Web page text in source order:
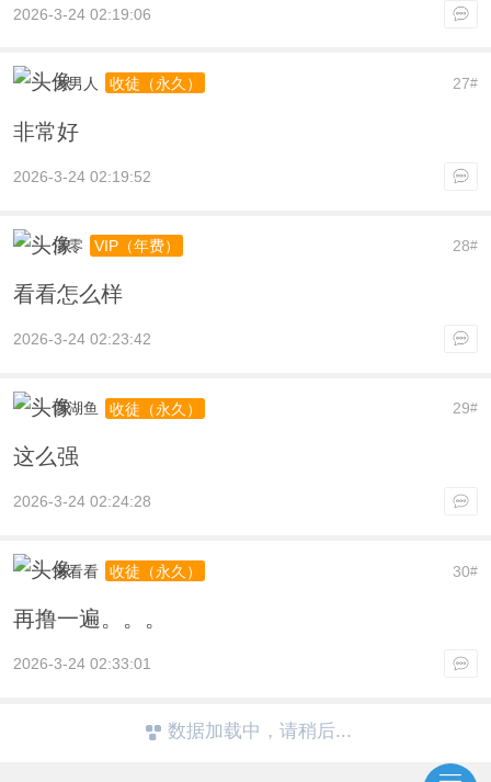
2026-3-24 02:19:06
27#
大男人 收徒（永久）
非常好
2026-3-24 02:19:52
28#
清零 VIP（年费）
看看怎么样
2026-3-24 02:23:42
29#
西湖鱼 收徒（永久）
这么强
2026-3-24 02:24:28
30#
来看看 收徒（永久）
再撸一遍。。。
2026-3-24 02:33:01
数据加载中，请稍后...